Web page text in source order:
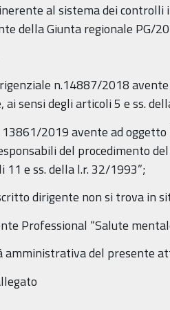
al sistema dei
della Giunta regionale
n.14887/2018
sensi degli articoli 5 e ss.
2019 avente ad
del procedimento
11 e ss. della l.r. 32/1993”;
dirigente non si trova in
Professional “Salute
del presente